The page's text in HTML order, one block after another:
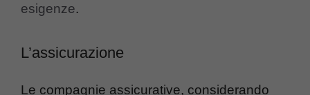
esigenze.
L’assicurazione
Le compagnie assicurative, considerando